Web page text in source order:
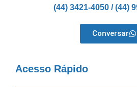
(44) 3421-4050 / (44)
Conversar
Acesso Rápido